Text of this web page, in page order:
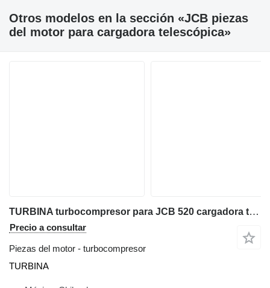
Otros modelos en la sección «JCB piezas
del motor para cargadora telescópica»
TURBINA turbocompresor para JCB 520 cargadora telescópica
Precio a consultar
Piezas del motor - turbocompresor
TURBINA